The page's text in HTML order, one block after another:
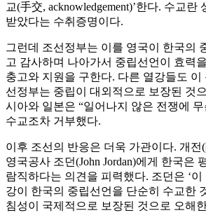
교(手交, acknowledgement)’한다. 수교란
받았다는 수취증명이다.
그런데 조선정부는 이를 영국이 한국의
고 감사하며 나아가서 중립선언이 효력
충고와 지원을 구한다. 다른 열강들도 이
선정부는 중립이 대외적으로 보장된 것
시아와 일본은 “일어나지 않은 전쟁에 무
수교조차 거부했다.
이후 조선의 반응은 더욱 가관이다. 개전
영국공사 조던(John Jordan)에게 한국은
람직하다는 의견을 피력했다. 조던은 ‘이
강이 한국의 중립선언을 단순히 수교한
침성이 국제적으로 보장된 것으로 오해